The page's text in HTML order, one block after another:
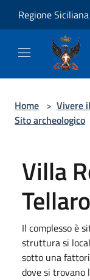
Regione Siciliana
Home > Vivere
Sito archeologico
Villa
Tellaro
Il complesso è
struttura si
sotto una
dove si trovano